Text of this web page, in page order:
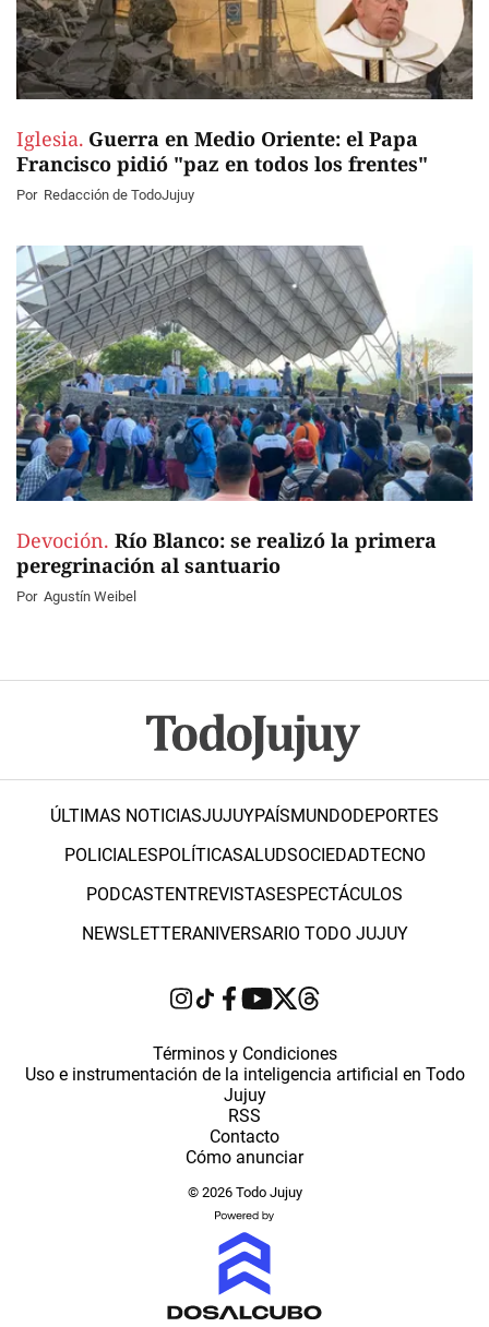
Iglesia. Guerra en Medio Oriente: el Papa
Francisco pidió "paz en todos los frentes"
Por Redacción de TodoJujuy
Devoción. Río Blanco: se realizó la primera
peregrinación al santuario
Por Agustín Weibel
ÚLTIMAS NOTICIASJUJUYPAÍSMUNDODEPORTES
POLICIALESPOLÍTICASALUDSOCIEDADTECNO
PODCASTENTREVISTASESPECTÁCULOS
NEWSLETTERANIVERSARIO TODO JUJUY
Términos y Condiciones
Uso e instrumentación de la inteligencia artificial en Todo
Jujuy
RSS
Contacto
Cómo anunciar
© 2026 Todo Jujuy